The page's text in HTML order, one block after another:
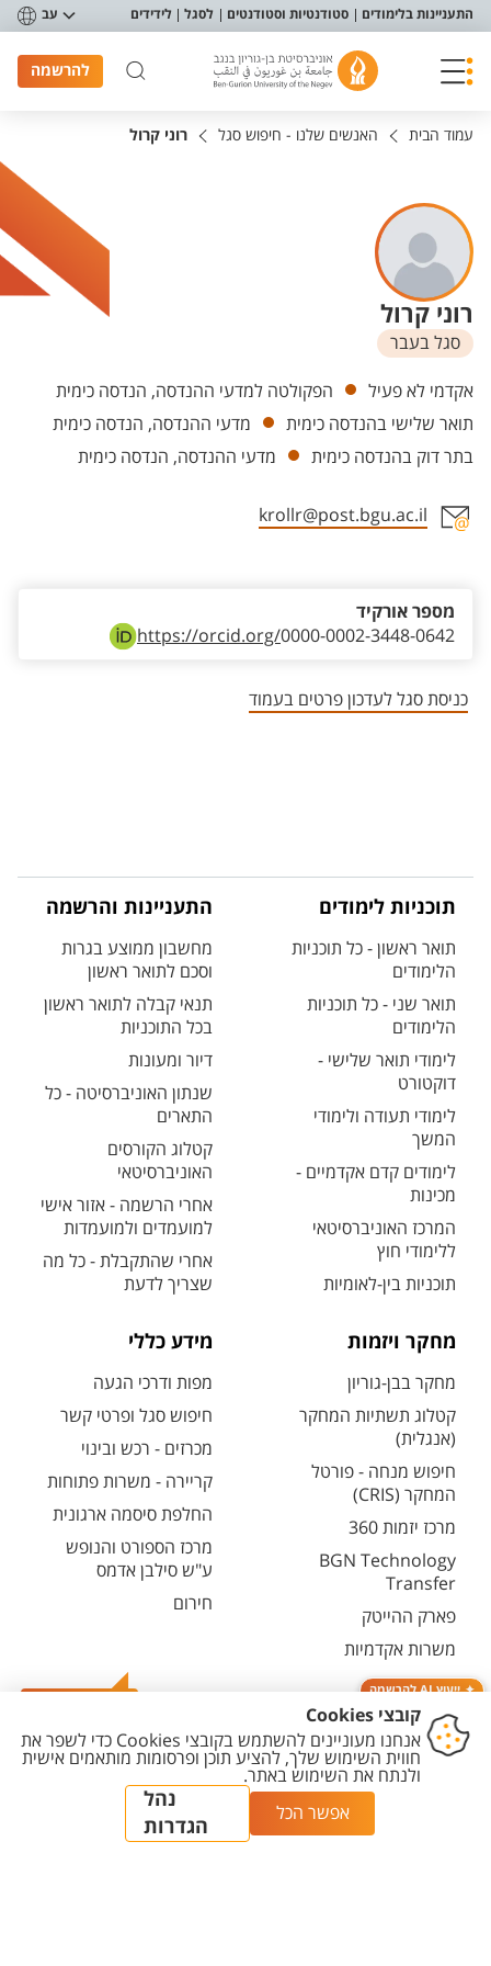
תפריט נגישות
התעניינות בלימודים סטודנטיות וסטודנטים לסגל לידידים עב
להרשמה
ייעוץ AI להרשמה
עמוד הבית האנשים שלנו - חיפוש סגל רוני קרול
רוני קרול
סגל בעבר
יחידות
אקדמי לא פעיל
הפקולטה למדעי ההנדסה, הנדסה כימית
תואר שלישי בהנדסה כימית
מדעי ההנדסה, הנדסה כימית
בתר דוק בהנדסה כימית
מדעי ההנדסה, הנדסה כימית
krollr@post.bgu.ac.il
https://orcid.org/0000-0002-3448-0642
מספר אורקיד
כניסת סגל לעדכון פרטים בעמוד
תוכניות לימודים
תואר ראשון - כל תוכניות
הלימודים
תואר שני - כל תוכניות
הלימודים
לימודי תואר שלישי -
דוקטורט
לימודי תעודה ולימודי
המשך
לימודים קדם אקדמיים -
מכינות
המרכז האוניברסיטאי
ללימודי חוץ
תוכניות בין-לאומיות
התעניינות והרשמה
מחשבון ממוצע בגרות
וסכם לתואר ראשון
תנאי קבלה לתואר ראשון
בכל התוכניות
דיור ומעונות
שנתון האוניברסיטה - כל
התארים
קטלוג הקורסים
האוניברסיטאי
אחרי הרשמה - אזור אישי
למועמדים ולמועמדות
אחרי שהתקבלת - כל מה
שצריך לדעת
מחקר ויזמות
מחקר בבן-גוריון
קטלוג תשתיות המחקר
(אנגלית)
חיפוש מנחה - פורטל
המחקר (CRIS)
מרכז יזמות 360
BGN Technology
Transfer
פארק ההייטק
משרות אקדמיות
מידע כללי
מפות ודרכי הגעה
חיפוש סגל ופרטי קשר
מכרזים - רכש ובינוי
קריירה - משרות פתוחות
החלפת סיסמה ארגונית
מרכז הספורט והנופש
ע"ש סילבן אדמס
חירום
נגישות
מדיניות
מדיניות עריכת
תוכן